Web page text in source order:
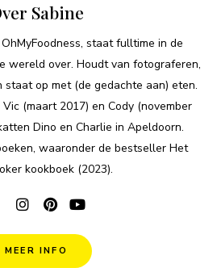
Sabine
staat fulltime in de
wereld over. Houdt van fotograferen,
staat op met (de gedachte aan) eten.
(maart 2017) en Cody (november
Dino en Charlie in Apeldoorn.
waaronder de bestseller Het
kookboek (2023).
MEER INFO